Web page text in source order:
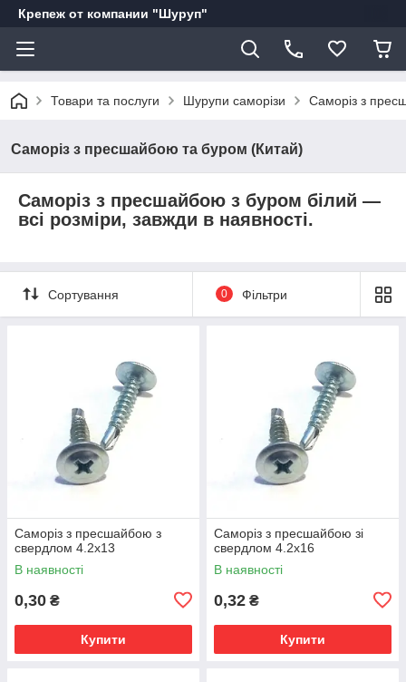
Крепеж от компании "Шуруп"
Товари та послуги Шурупи саморізи Саморіз з
Саморіз з пресшайбою та буром (Китай)
Саморіз з пресшайбою з буром білий ―
всі розміри, завжди в наявності.
Сортування 0 Фільтри
Саморіз з пресшайбою з
свердлом 4.2х13
В наявності
0,30 ₴
Купити
Саморіз з пресшайбою зі
свердлом 4.2х16
В наявності
0,32 ₴
Купити